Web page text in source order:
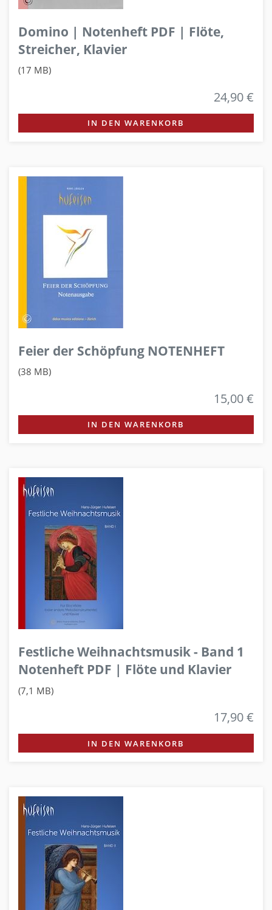
Domino | Notenheft PDF | Flöte,
Streicher, Klavier
(17 MB)
24,90 €
IN DEN WARENKORB
Feier der Schöpfung NOTENHEFT
(38 MB)
15,00 €
IN DEN WARENKORB
Festliche Weihnachtsmusik - Band 1
Notenheft PDF | Flöte und Klavier
(7,1 MB)
17,90 €
IN DEN WARENKORB